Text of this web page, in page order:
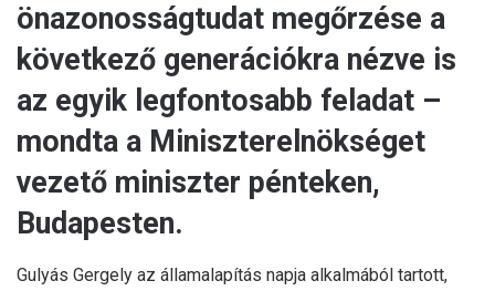
önazonosságtudat megőrzése a
következő generációkra nézve is
az egyik legfontosabb feladat –
mondta a Miniszterelnökséget
vezető miniszter pénteken,
Budapesten.
Gulyás Gergely az államalapítás napja alkalmából tartott,